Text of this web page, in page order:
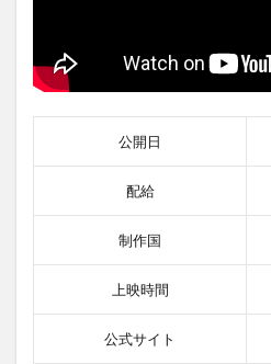
公開日
配給
制作国
上映時間
公式サイト